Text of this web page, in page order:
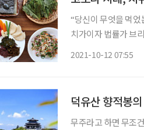
“당신이 무엇을 먹었는
치가이자 법률가 브
2021-10-12 07:55
덕유산 향적봉
무주라고 하면 무조